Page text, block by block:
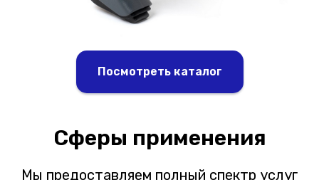
Посмотреть каталог
Сферы применения
Мы предоставляем полный спектр услуг